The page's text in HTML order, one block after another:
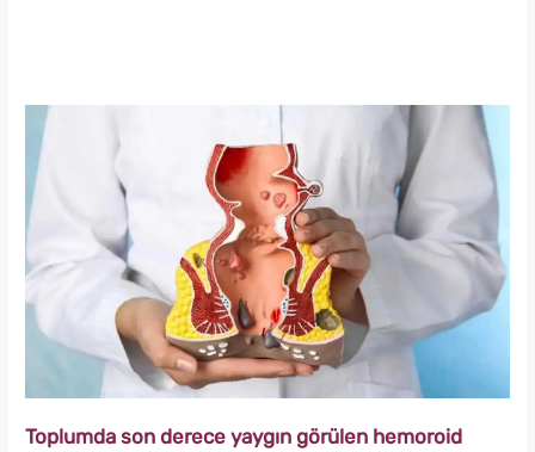
Toplumda son derece yaygın görülen hemoroid